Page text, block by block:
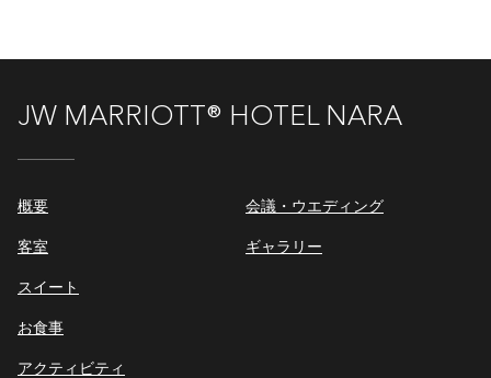
JW MARRIOTT® HOTEL NARA
概要
客室
スイート
お食事
アクティビティ
会議・ウエディング
ギャラリー